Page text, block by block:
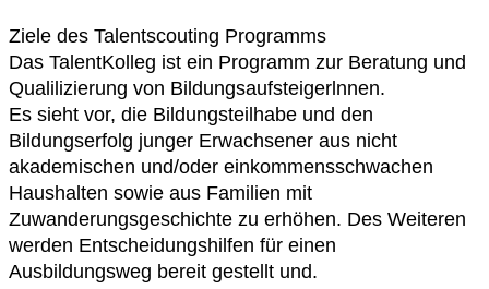
Ziele des Talentscouting Programms
Das TalentKolleg ist ein Programm zur Beratung und
Qualilizierung von Bildungsaufsteigerlnnen.
Es sieht vor, die Bildungsteilhabe und den
Bildungserfolg junger Erwachsener aus nicht
akademischen und/oder einkommensschwachen
Haushalten sowie aus Familien mit
Zuwanderungsgeschichte zu erhöhen. Des Weiteren
werden Entscheidungshilfen für einen
Ausbildungsweg bereit gestellt und.